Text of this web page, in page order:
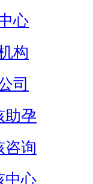
心
构
司
助孕
咨询
中心